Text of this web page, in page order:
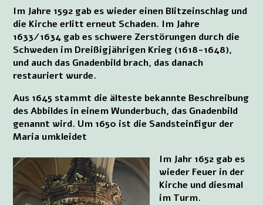
Im Jahre 1592 gab es wieder einen Blitzeinschlag und
die Kirche erlitt erneut Schaden. Im Jahre
1633/1634 gab es schwere Zerstörungen durch die
Schweden im Dreißigjährigen Krieg (1618-1648),
und auch das Gnadenbild brach, das danach
restauriert wurde.
Aus 1645 stammt die älteste bekannte Beschreibung
des Abbildes in einem Wunderbuch, das Gnadenbild
genannt wird. Um 1650 ist die Sandsteinfigur der
Maria umkleidet
Im Jahr 1652 gab es
wieder Feuer in der
Kirche und diesmal
im Turm.